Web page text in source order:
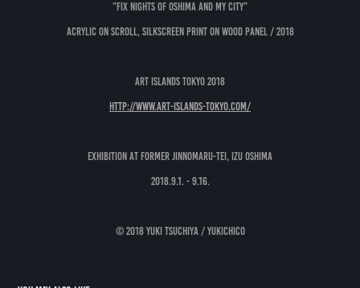
”Fix Nights of Oshima and my city”
Acrylic on scroll, Silkscreen print on wood panel / 2018
Art Islands Tokyo 2018
http://www.art-islands-tokyo.com/
Exhibition at Former Jinnomaru-Tei, Izu Oshima
2018.9.1. - 9.16.
© 2018 YUKI TSUCHIYA / yukichico